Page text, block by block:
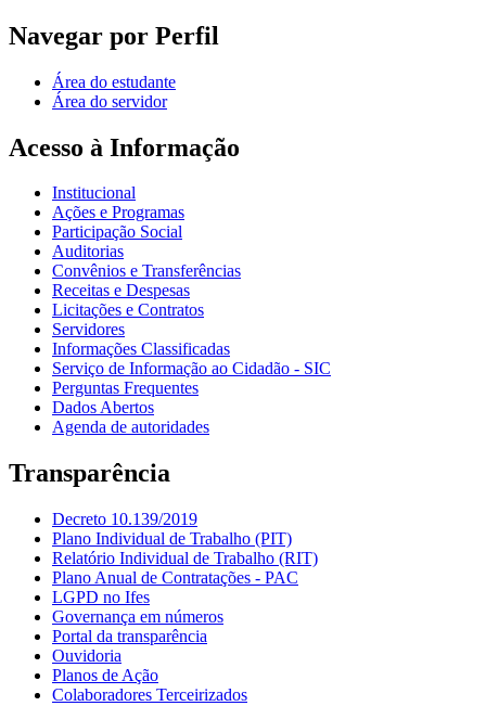
Navegar por Perfil
Área do estudante
Área do servidor
Acesso à Informação
Institucional
Ações e Programas
Participação Social
Auditorias
Convênios e Transferências
Receitas e Despesas
Licitações e Contratos
Servidores
Informações Classificadas
Serviço de Informação ao Cidadão - SIC
Perguntas Frequentes
Dados Abertos
Agenda de autoridades
Transparência
Decreto 10.139/2019
Plano Individual de Trabalho (PIT)
Relatório Individual de Trabalho (RIT)
Plano Anual de Contratações - PAC
LGPD no Ifes
Governança em números
Portal da transparência
Ouvidoria
Planos de Ação
Colaboradores Terceirizados